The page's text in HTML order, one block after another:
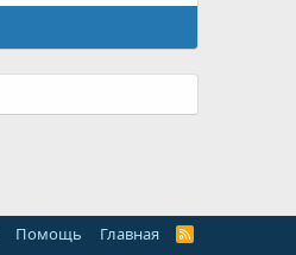
Помощь Главная
R